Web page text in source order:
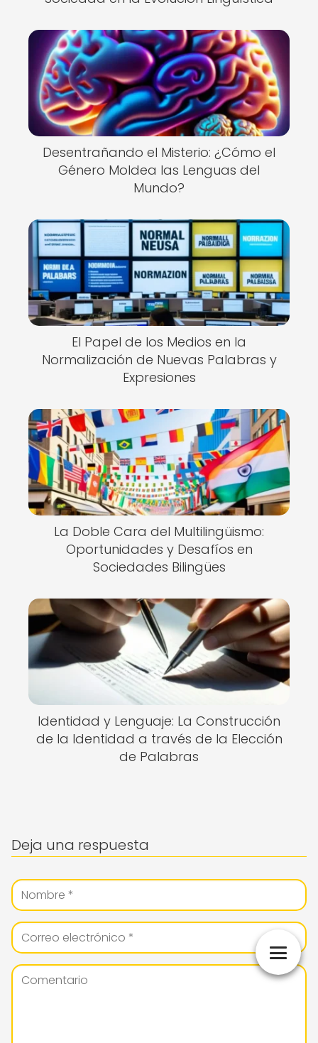
Desentrañando el Misterio: ¿Cómo el
Género Moldea las Lenguas del
Mundo?
El Papel de los Medios en la
Normalización de Nuevas Palabras y
Expresiones
La Doble Cara del Multilingüismo:
Oportunidades y Desafíos en
Sociedades Bilingües
Identidad y Lenguaje: La Construcción
de la Identidad a través de la Elección
de Palabras
Deja una respuesta